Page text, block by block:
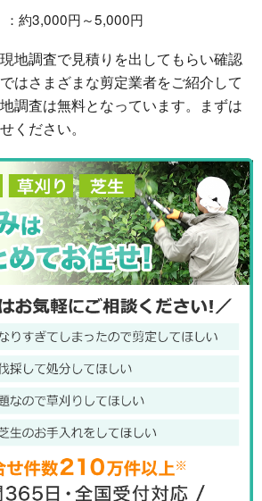
：約3,000円～5,000円
地調査で見積りを出してもらい確認
はさまざまな剪定業者をご紹介して
調査は無料となっています。まずは
ください。